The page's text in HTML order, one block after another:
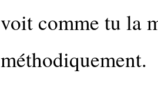
voit comme tu la
méthodiquement.